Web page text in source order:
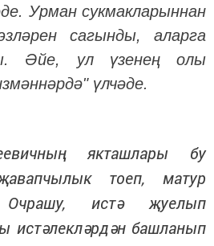
Урман сукмакларыннан
сагынды, аларга
Әйе, ул үзенең олы
үлчәде.
якташлары бу
тоеп, матур
Очрашу, истә җуелып
истәлекләрдән башланып